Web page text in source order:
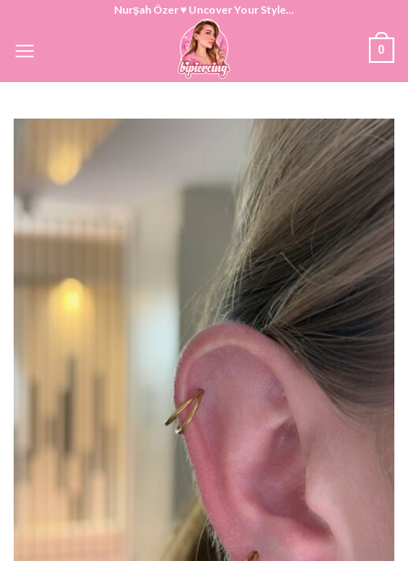
content
Nurşah Özer ♥ Uncover Your Style...
0